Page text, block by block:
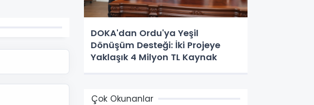
DOKA'dan Ordu'ya Yeşil
Dönüşüm Desteği: İki Projeye
Yaklaşık 4 Milyon TL Kaynak
Çok Okunanlar